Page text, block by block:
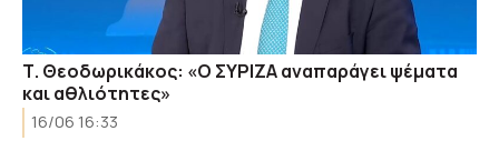
Τ. Θεοδωρικάκος: «Ο ΣΥΡΙΖΑ αναπαράγει ψέματα
και αθλιότητες»
16/06 16:33